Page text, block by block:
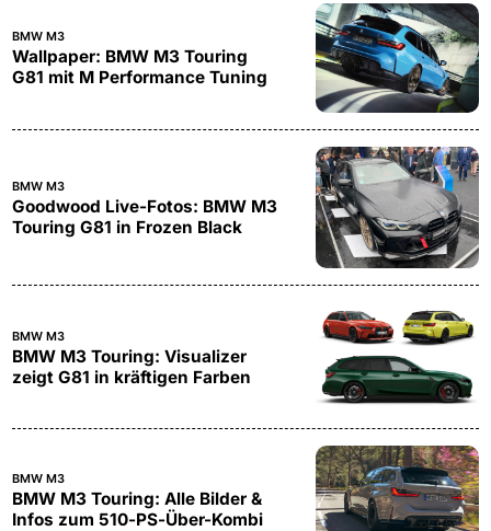
BMW M3
Wallpaper: BMW M3 Touring
G81 mit M Performance Tuning
BMW M3
Goodwood Live-Fotos: BMW M3
Touring G81 in Frozen Black
BMW M3
BMW M3 Touring: Visualizer
zeigt G81 in kräftigen Farben
BMW M3
BMW M3 Touring: Alle Bilder &
Infos zum 510-PS-Über-Kombi